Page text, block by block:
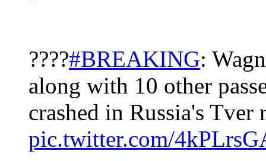
????#BREAKING:
along with 10 other
crashed in Russia's Tver
pic.twitter.com/